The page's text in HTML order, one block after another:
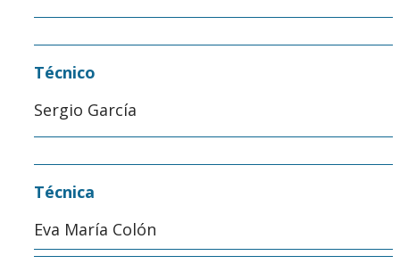
Técnico
Sergio García
Técnica
Eva María Colón